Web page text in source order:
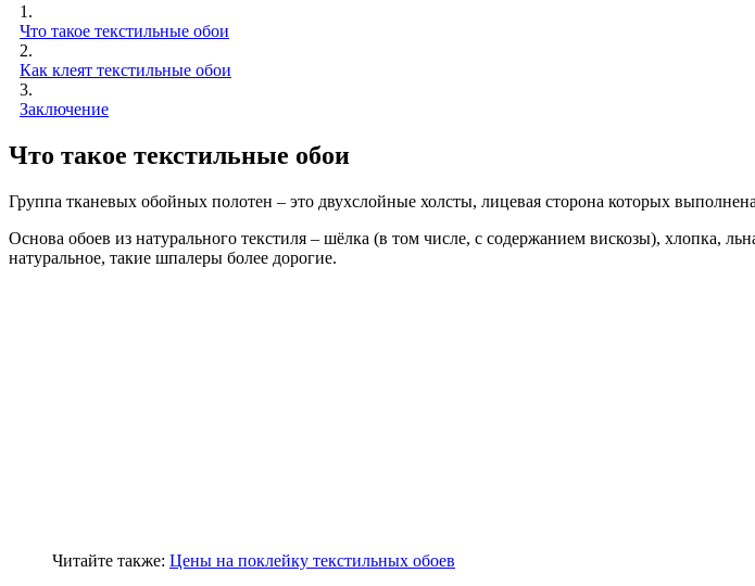
1.
Что такое текстильные обои
2.
Как клеят текстильные обои
3.
Заключение
Что такое текстильные обои
Группа тканевых обойных полотен – это двухслойные холсты, лицевая сторона которых
Основа обоев из натурального текстиля – шёлка (в том числе, с содержанием вискозы), хлопка,
натуральное, такие шпалеры более дорогие.
Читайте также: Цены на поклейку текстильных обоев